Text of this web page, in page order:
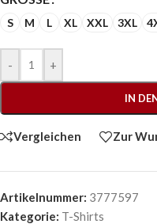
S M L XL XXL 3XL
- +
IN
Vergleichen Zur
Artikelnummer: 3777597
Kategorie: T-Shirts